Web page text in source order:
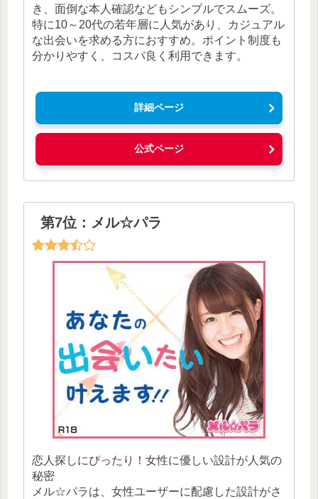
き、面倒な本人確認などもシンプルでスムーズ。
特に10～20代の若年層に人気があり、カジュアル
な出会いを求める方におすすめ。ポイント制度も
分かりやすく、コスパ良く利用できます。
詳細ページ
公式ページ
第7位：メル☆パラ
恋人探しにぴったり！女性に優しい設計が人気の
秘密
メル☆パラは、女性ユーザーに配慮した設計がさ